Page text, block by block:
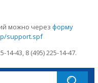
можно через форму
support.spf
43, 8 (495) 225-14-47.